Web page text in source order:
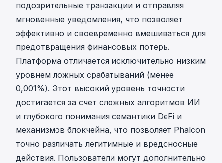
подозрительные транзакции и отправляя
мгновенные уведомления, что позволяет
эффективно и своевременно вмешиваться для
предотвращения финансовых потерь.
Платформа отличается исключительно низким
уровнем ложных срабатываний (менее
0,001%). Этот высокий уровень точности
достигается за счет сложных алгоритмов ИИ
и глубокого понимания семантики DeFi и
механизмов блокчейна, что позволяет Phalcon
точно различать легитимные и вредоносные
действия. Пользователи могут дополнительно